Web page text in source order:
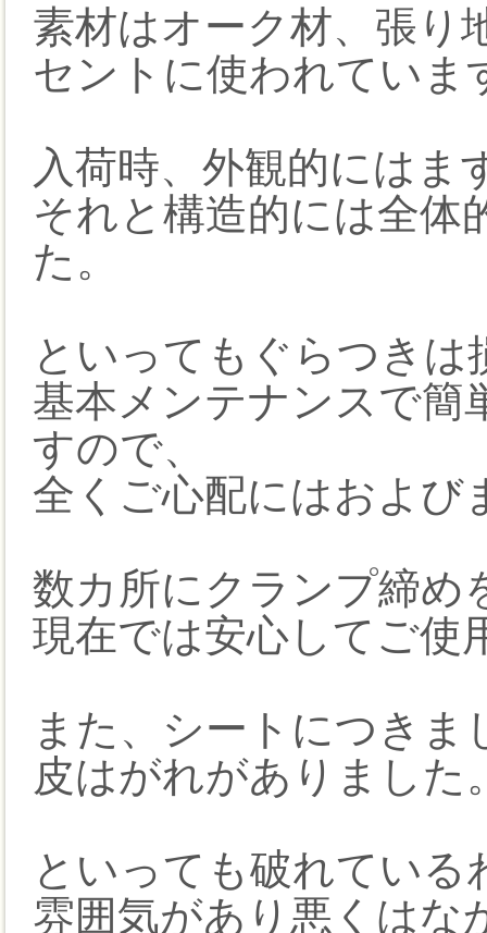
素材はオーク材、張り
セントに使われていま
入荷時、外観的にはま
それと構造的には全体
た。
といってもぐらつき
基本メンテナンスで簡
すので、
全くご心配にはおよび
数カ所にクランプ締め
現在では安心してご使
また、シートにつきま
皮はがれがありました
といっても破れてい
雰囲気があり悪くはな